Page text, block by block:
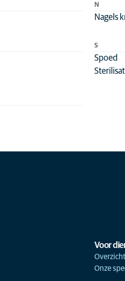
N
Nagels
S
Spoed
Voor
Onze